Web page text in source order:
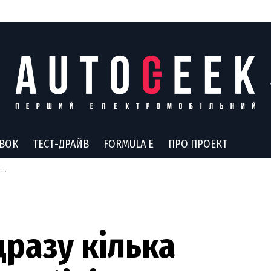
ТЕСТ-ДРАЙВ FORMULA E ПРО ПРОЕКТ
кілька